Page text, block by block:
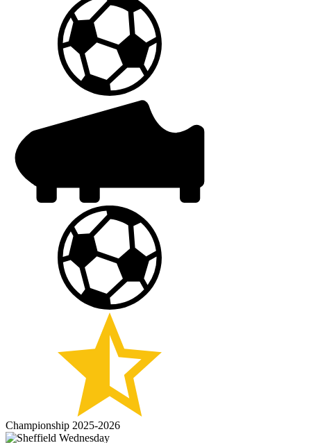
Championship 2025-2026